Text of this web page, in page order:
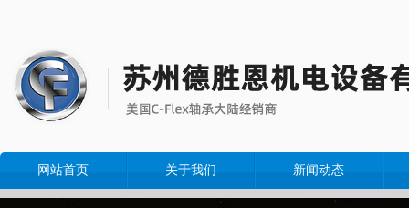
网站首页 关于我们 新闻动态